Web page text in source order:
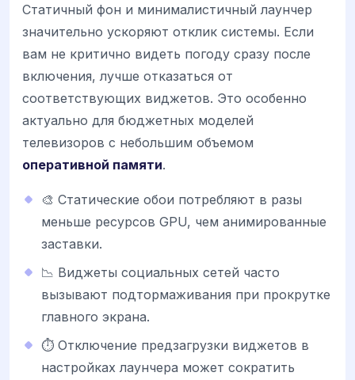
Статичный фон и минималистичный лаунчер
значительно ускоряют отклик системы. Если
вам не критично видеть погоду сразу после
включения, лучше отказаться от
соответствующих виджетов. Это особенно
актуально для бюджетных моделей
телевизоров с небольшим объемом
оперативной памяти.
🎨 Статические обои потребляют в разы
меньше ресурсов GPU, чем анимированные
заставки.
📉 Виджеты социальных сетей часто
вызывают подтормаживания при прокрутке
главного экрана.
⏱️ Отключение предзагрузки виджетов в
настройках лаунчера может сократить